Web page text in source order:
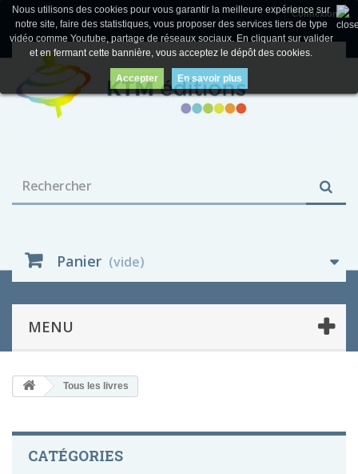
Connexion
Panier (vide)
MENU
Nous utilisons des cookies pour vous garantir la meilleure expérience sur
notre site, faire des statistiques, vous proposer des services tiers de type
vidéo comme Youtube, partage de réseaux sociaux. En cliquant sur valider
et en fermant cette bannière, vous acceptez le dépôt des cookies.
Accepter En savoir plus
Tous les livres
CATÉGORIES